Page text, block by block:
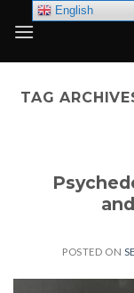
TAG
POSTED ON
English